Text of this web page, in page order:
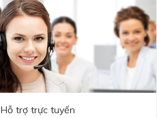
Hỗ trợ trực tuyến